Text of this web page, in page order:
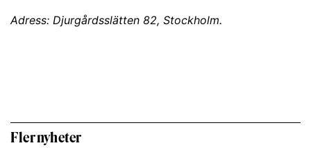
Adress: Djurgårdsslätten 82, Stockholm.
Fler nyheter